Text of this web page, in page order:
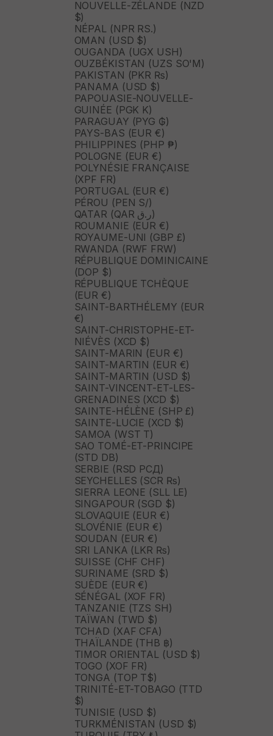
NOUVELLE-ZÉLANDE (NZD
$)
NÉPAL (NPR RS.)
OMAN (USD $)
OUGANDA (UGX USH)
OUZBÉKISTAN (UZS SO'M)
PAKISTAN (PKR ₨)
PANAMA (USD $)
PAPOUASIE-NOUVELLE-
GUINÉE (PGK K)
PARAGUAY (PYG ₲)
PAYS-BAS (EUR €)
PHILIPPINES (PHP ₱)
POLOGNE (EUR €)
POLYNÉSIE FRANÇAISE
(XPF FR)
PORTUGAL (EUR €)
PÉROU (PEN S/)
QATAR (QAR ر.ق)
ROUMANIE (EUR €)
ROYAUME-UNI (GBP £)
RWANDA (RWF FRW)
RÉPUBLIQUE DOMINICAINE
(DOP $)
RÉPUBLIQUE TCHÈQUE
(EUR €)
SAINT-BARTHÉLEMY (EUR
€)
SAINT-CHRISTOPHE-ET-
NIÉVÈS (XCD $)
SAINT-MARIN (EUR €)
SAINT-MARTIN (EUR €)
SAINT-MARTIN (USD $)
SAINT-VINCENT-ET-LES-
GRENADINES (XCD $)
SAINTE-HÉLÈNE (SHP £)
SAINTE-LUCIE (XCD $)
SAMOA (WST T)
SAO TOMÉ-ET-PRINCIPE
(STD DB)
SERBIE (RSD РСД)
SEYCHELLES (SCR ₨)
SIERRA LEONE (SLL LE)
SINGAPOUR (SGD $)
SLOVAQUIE (EUR €)
SLOVÉNIE (EUR €)
SOUDAN (EUR €)
SRI LANKA (LKR ₨)
SUISSE (CHF CHF)
SURINAME (SRD $)
SUÈDE (EUR €)
SÉNÉGAL (XOF FR)
TANZANIE (TZS SH)
TAÏWAN (TWD $)
TCHAD (XAF CFA)
THAÏLANDE (THB ฿)
TIMOR ORIENTAL (USD $)
TOGO (XOF FR)
TONGA (TOP T$)
TRINITÉ-ET-TOBAGO (TTD
$)
TUNISIE (USD $)
TURKMÉNISTAN (USD $)